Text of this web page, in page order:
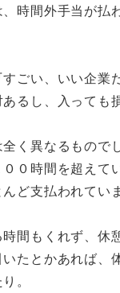
時間外手当が払
ごい、いい企業
るし、入っても
く異なるもので
０時間を超えて
ど支払われてい
時間もくれず、休
たとかあれば、
。